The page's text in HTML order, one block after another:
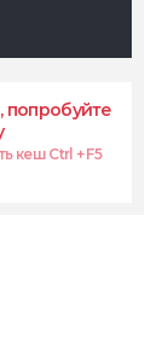
кеш Ctrl + F5